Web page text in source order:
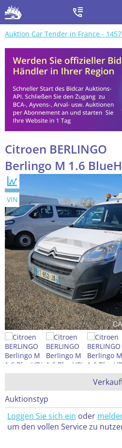
Auktion Car Tender in France -
Citroen BERLINGO
Berlingo M 1.6
VIN
Auktionstyp
Loggen Sie sich ein oder
um den vollen Service zu